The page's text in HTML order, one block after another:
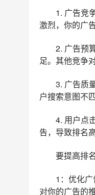
1. 广告竞
激烈，你的广
2. 广告预
足。其他竞争
3. 广告质
户搜索意图不
4. 用户点
告，导致排名
要提高排
1：优化
对你的广告的